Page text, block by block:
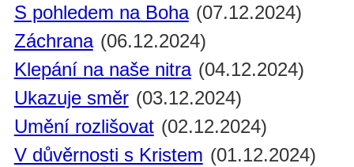
S pohledem na Boha (07.12.2024)
Záchrana (06.12.2024)
Klepání na naše nitra (04.12.2024)
Ukazuje směr (03.12.2024)
Umění rozlišovat (02.12.2024)
V důvěrnosti s Kristem (01.12.2024)